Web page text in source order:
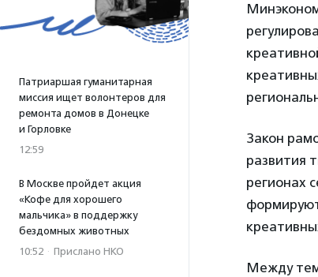
Патриаршая гуманитарная
миссия ищет волонтеров для
ремонта домов в Донецке
и Горловке
12:59
В Москве пройдет акция
«Кофе для хорошего
мальчика» в поддержку
бездомных животных
10:52 · Прислано НКО
Закон
развития
регионах
Между тем